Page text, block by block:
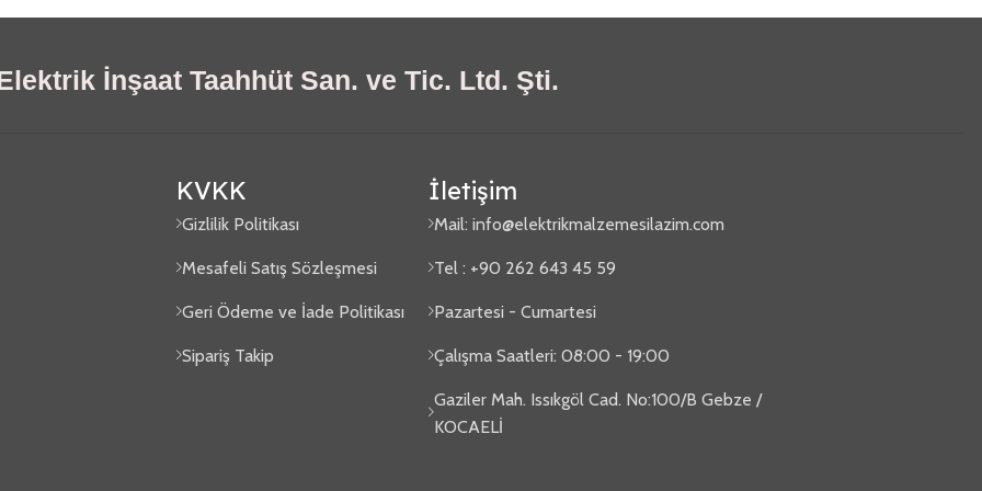
İnşaat Taahhüt San. ve Tic. Ltd. Şti.
KVKK
Gizlilik Politikası
Mesafeli Satış Sözleşmesi
Geri Ödeme ve İade Politikası
Sipariş Takip
İletişim
Mail:info@elektrikmalzemesilazim.com
Tel : +90 262 643 45 59
Pazartesi - Cumartesi
Çalışma Saatleri: 08:00 - 19:00
Gaziler Mah. Issıkgöl Cad. No:100/B Gebze /
KOCAELİ